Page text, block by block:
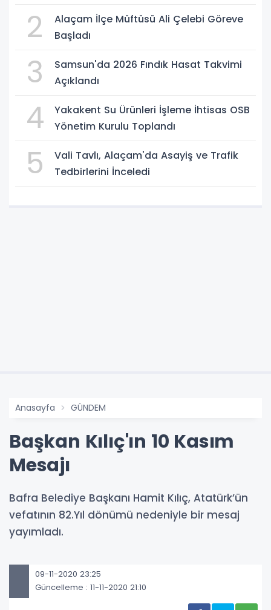
2
Alaçam İlçe Müftüsü Ali Çelebi Göreve
Başladı
3
Samsun'da 2026 Fındık Hasat Takvimi
Açıklandı
4
Yakakent Su Ürünleri İşleme İhtisas OSB
Yönetim Kurulu Toplandı
5
Vali Tavlı, Alaçam'da Asayiş ve Trafik
Tedbirlerini İnceledi
Anasayfa GÜNDEM
Başkan Kılıç'ın 10 Kasım
Mesajı
Bafra Belediye Başkanı Hamit Kılıç, Atatürk’ün
vefatının 82.Yıl dönümü nedeniyle bir mesaj
yayımladı.
09-11-2020 23:25
Güncelleme : 11-11-2020 21:10